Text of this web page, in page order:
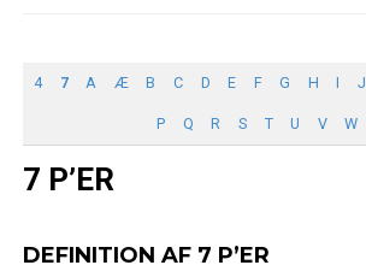
4 7 A Æ B C D E F G H I J
P Q R S T U V W
7 P’ER
DEFINITION AF 7 P’ER